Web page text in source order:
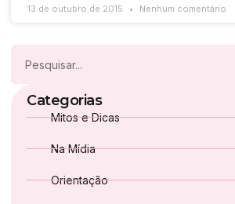
13 de outubro de 2015 Nenhum comentário
Categorias
Mitos e Dicas
Na Mídia
Orientação